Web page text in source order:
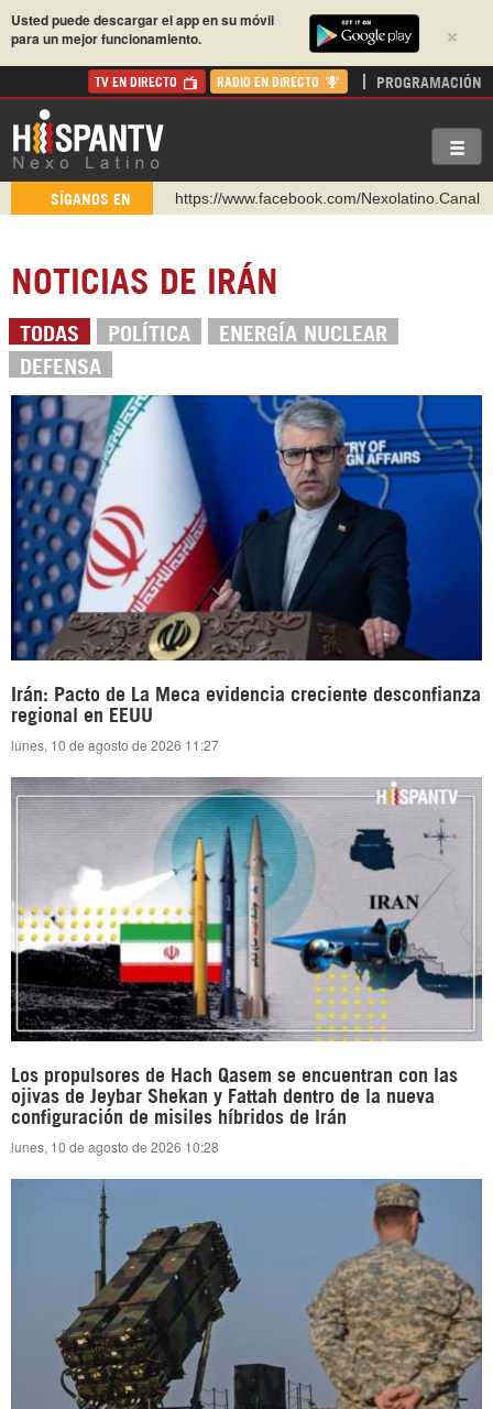
×
Usted puede descargar el app en su móvil
para un mejor funcionamiento.
TV EN DIRECTO RADIO EN DIRECTO PROGRAMACIÓN
SÍGANOS EN
https://www.facebook.com/Nexolatino.Canal
https://www.youtube.com/@nexo_latino
https://t.me/hispantvcanal
https://urmedium.com/c/hispantv
WhatsApp y Viber: +98 921 79 29 404
NOTICIAS DE IRÁN
TODAS POLÍTICA ENERGÍA NUCLEAR
DEFENSA
Irán: Pacto de La Meca evidencia creciente desconfianza
regional en EEUU
lunes, 10 de agosto de 2026 11:27
Los propulsores de Hach Qasem se encuentran con las
ojivas de Jeybar Shekan y Fattah dentro de la nueva
configuración de misiles híbridos de Irán
lunes, 10 de agosto de 2026 10:28